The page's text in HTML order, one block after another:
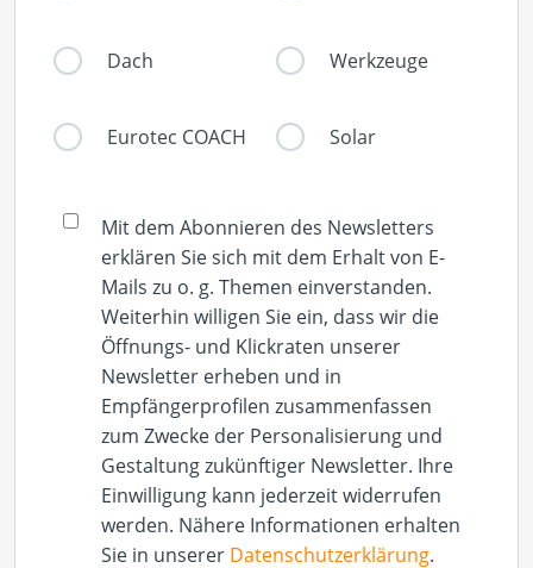
Dach Werkzeuge
Eurotec COACH Solar
Mit dem Abonnieren des Newsletters
erklären Sie sich mit dem Erhalt von E-
Mails zu o. g. Themen einverstanden.
Weiterhin willigen Sie ein, dass wir die
Öffnungs- und Klickraten unserer
Newsletter erheben und in
Empfängerprofilen zusammenfassen
zum Zwecke der Personalisierung und
Gestaltung zukünftiger Newsletter. Ihre
Einwilligung kann jederzeit widerrufen
werden. Nähere Informationen erhalten
Sie in unserer Datenschutzerklärung.